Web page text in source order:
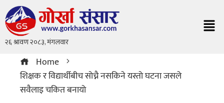
Home
शिक्षक र विद्यार्थीबीच साेच्नै नसकिने यस्ताे घटना जसले
सवैलाइ चकित बनायाे